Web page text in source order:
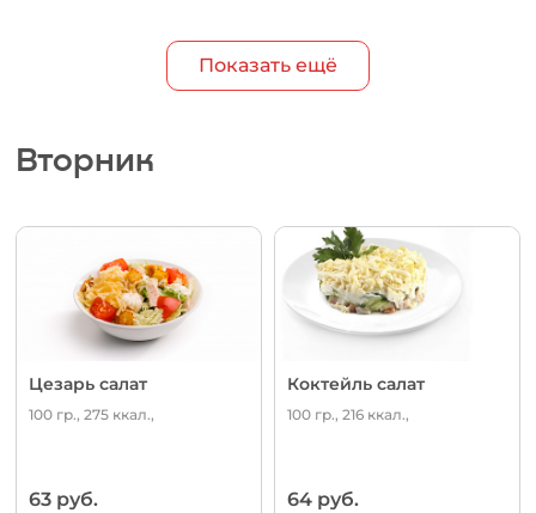
Показать ещё
Вторник
Цезарь салат
100 гр., 275 ккал.,
63 руб.
Коктейль салат
100 гр., 216 ккал.,
64 руб.